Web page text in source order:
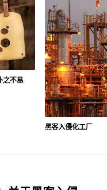
之不易
黑客入侵化工厂